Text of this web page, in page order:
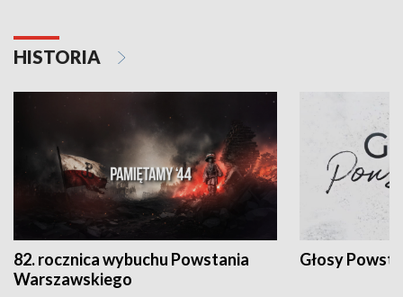
HISTORIA
82. rocznica wybuchu Powstania
Warszawskiego
Głosy